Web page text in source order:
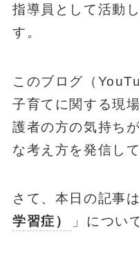
指導員として活動
す。
このブログ（
子育てに関する現
護者の方の気持ち
な考え方を発信し
さて、本日の記事は
学習症）
」につい